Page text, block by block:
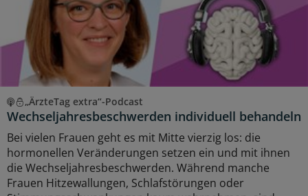
„ÄrzteTag extra“-Podcast
Wechseljahresbeschwerden individuell behandeln
Bei vielen Frauen geht es mit Mitte vierzig los: die
hormonellen Veränderungen setzen ein und mit ihnen
die Wechseljahresbeschwerden. Während manche
Frauen Hitzewallungen, Schlafstörungen oder